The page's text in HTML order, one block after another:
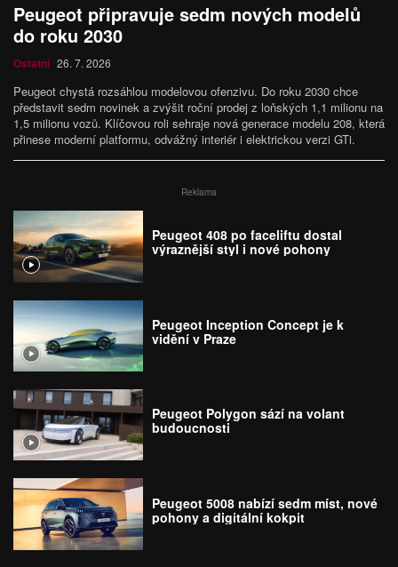
Peugeot připravuje sedm nových modelů
do roku 2030
Ostatní 26. 7. 2026
Peugeot chystá rozsáhlou modelovou ofenzivu. Do roku 2030 chce
představit sedm novinek a zvýšit roční prodej z loňských 1,1 milionu na
1,5 milionu vozů. Klíčovou roli sehraje nová generace modelu 208, která
přinese moderní platformu, odvážný interiér i elektrickou verzi GTi.
Reklama
Peugeot 408 po faceliftu dostal
výraznější styl i nové pohony
Peugeot Inception Concept je k
vidění v Praze
Peugeot Polygon sází na volant
budoucnosti
Peugeot 5008 nabízí sedm míst, nové
pohony a digitální kokpit